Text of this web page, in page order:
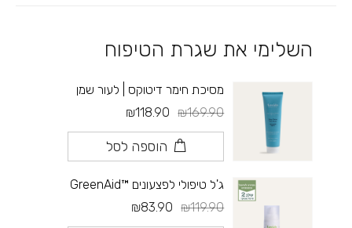
השלימי את שגרת הטיפוח
מסיכת חימר דיטוקס | לעור שמן
₪169.90
₪118.90
הוספה לסל
ג'ל טיפולי לפצעונים ™GreenAid
₪119.90
₪83.90